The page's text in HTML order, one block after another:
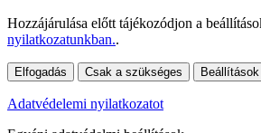
Hozzájárulása előtt tájékozódjon a
nyilatkozatunkban..
Elfogadás Csak a szükséges
Adatvédelemi nyilatkozatot